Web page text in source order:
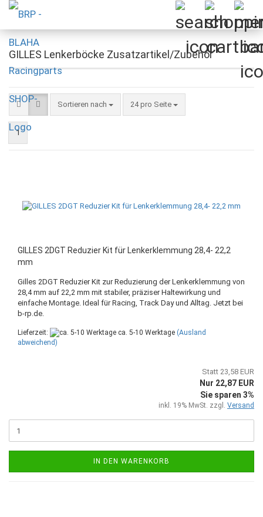
GILLES Lenkerböcke Zusatzartikel/Zubehör
Sortieren nach
Sortieren nach 24 pro Seite
pro Seite
1
GILLES 2DGT Reduzier Kit für Lenkerklemmung 28,4- 22,2
mm
Gilles 2DGT Reduzier Kit zur Reduzierung der Lenkerklemmung von
28,4 mm auf 22,2 mm mit stabiler, präziser Haltewirkung und
einfache Montage. Ideal für Racing, Track Day und Alltag. Jetzt bei
b-rp.de.
Lieferzeit: ca. 5-10 Werktage (Ausland
abweichend)
Statt 23,58 EUR
Nur 22,87 EUR
Sie sparen 3%
inkl. 19% MwSt. zzgl. Versand
IN DEN WARENKORB